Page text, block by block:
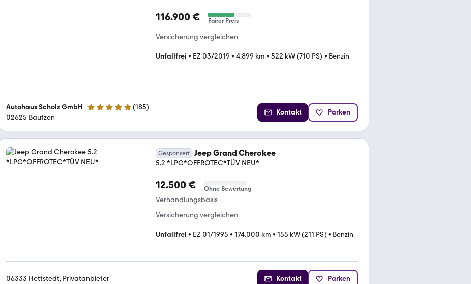
116.900 € Fairer Preis
Versicherung vergleichen
Unfallfrei • EZ 03/2019 • 4.899 km • 522 kW (710 PS) • Benzin
Autohaus Scholz GmbH 4.9 Sterne (185)
02625 Bautzen
Kontakt Parken
Gesponsert Jeep Grand Cherokee
5.2 *LPG*OFFROTEC*TÜV NEU*
12.500 € Ohne Bewertung
Verhandlungsbasis
Versicherung vergleichen
Unfallfrei • EZ 01/1995 • 174.000 km • 155 kW (211 PS) • Benzin
06333 Hettstedt, Privatanbieter Kontakt Parken